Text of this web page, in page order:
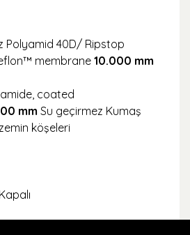
Polyamid 40D/ Ripstop
membrane 10.000 mm
coated
mm Su geçirmez Kumaş
köşeleri